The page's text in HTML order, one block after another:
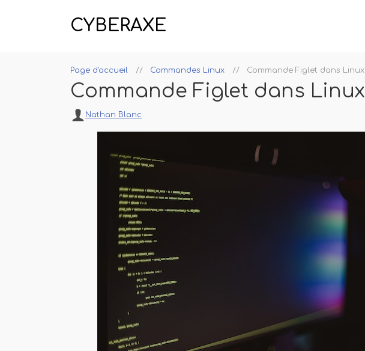
CYBERAXE
Page d'accueil Commandes Linux Commande Figlet dans Linux
Commande Figlet dans Linux
Nathan Blanc